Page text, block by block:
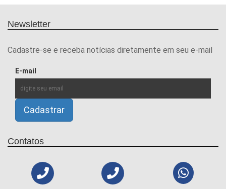
Newsletter
Cadastre-se e receba notícias diretamente em seu e-mail
E-mail
Contatos